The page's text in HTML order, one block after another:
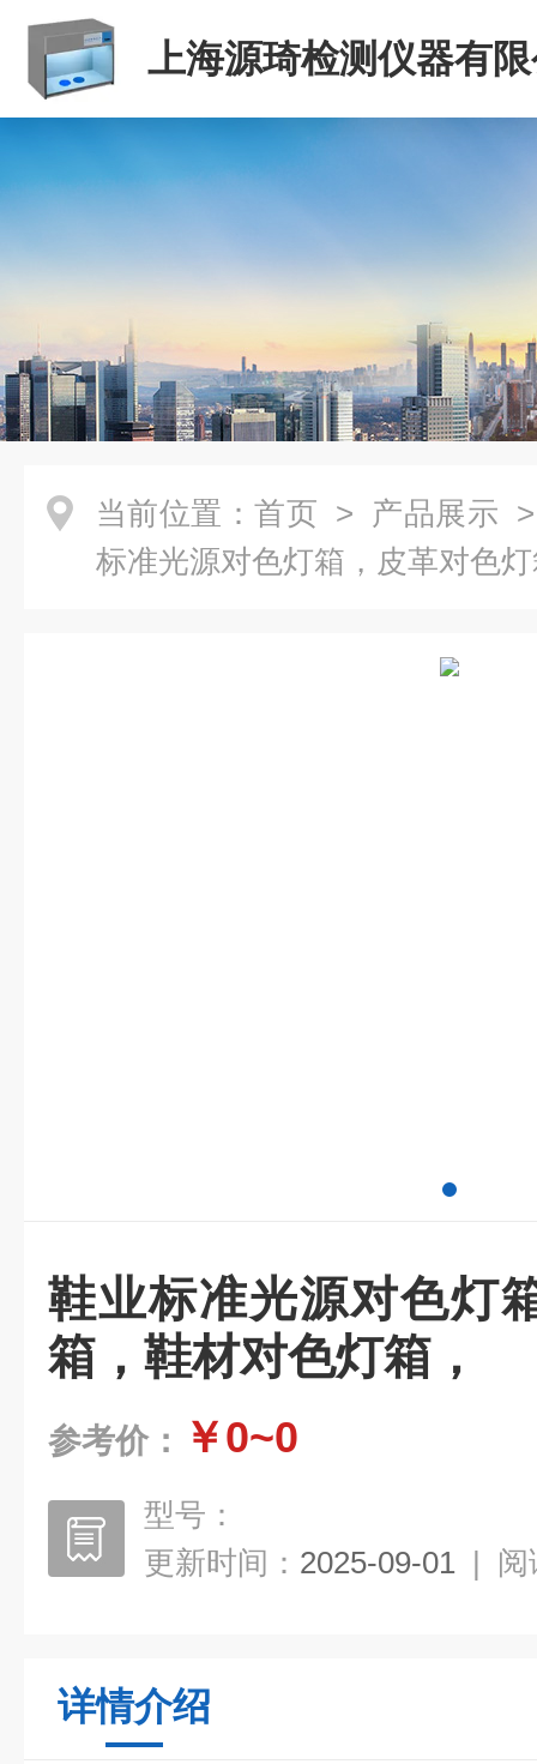
上海源琦检测仪器有
当前位置： 首页 > 产品展示
标准光源对色灯箱，皮革对色
鞋业标准光源对色灯
箱，鞋材对色灯箱，
参考价： ￥0~0
型号：
更新时间： 2025-09-01 | 阅
详情介绍